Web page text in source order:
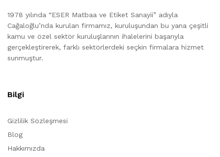
1978 yılında “ESER Matbaa ve Etiket Sanayii” adıyla
Cağaloğlu’nda kurulan firmamız, kuruluşundan bu yana çeşitli
kamu ve özel sektör kuruluşlarının ihalelerini başarıyla
gerçekleştirerek, farklı sektörlerdeki seçkin firmalara hizmet
sunmuştur.
Bilgi
Gizlilik Sözleşmesi
Blog
Hakkımızda